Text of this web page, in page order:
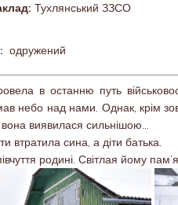
Тухлянський ЗЗСО
одружений
в останню путь
небо над нами. Однак, крім
виявилася сильнішою…
втратила сина, а діти батька.
родині. Світлая йому